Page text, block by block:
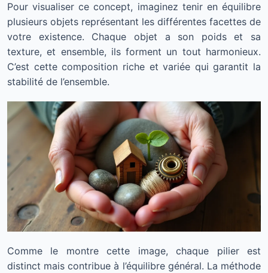
Pour visualiser ce concept, imaginez tenir en équilibre
plusieurs objets représentant les différentes facettes de
votre existence. Chaque objet a son poids et sa
texture, et ensemble, ils forment un tout harmonieux.
C’est cette composition riche et variée qui garantit la
stabilité de l’ensemble.
Comme le montre cette image, chaque pilier est
distinct mais contribue à l’équilibre général. La méthode